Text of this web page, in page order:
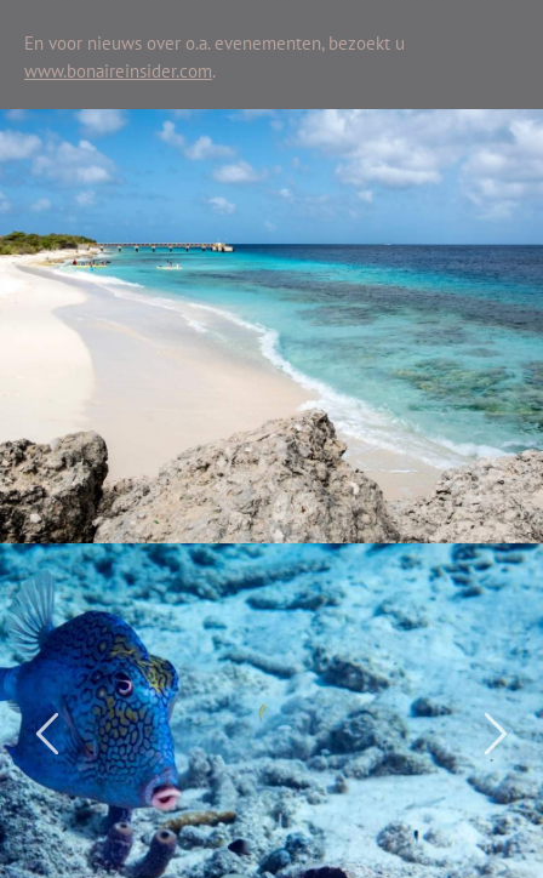
En voor nieuws over o.a. evenementen, bezoekt u
www.bonaireinsider.com.